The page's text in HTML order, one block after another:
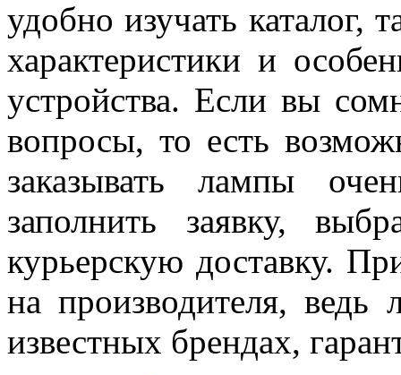
удобно изучать каталог,
характеристики и
устройства. Если вы
вопросы, то есть
заказывать лампы
заполнить заявку,
курьерскую доставку.
на производителя, ведь
известных брендах,